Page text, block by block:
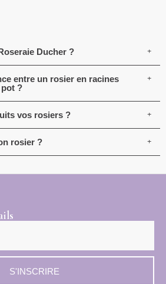
Ducher ?
entre un rosier en racines
?
vos rosiers ?
rosier ?
S'INSCRIRE